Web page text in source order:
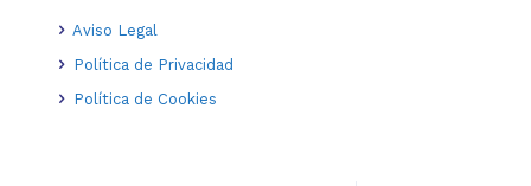
Aviso Legal
Política de Privacidad
Política de Cookies